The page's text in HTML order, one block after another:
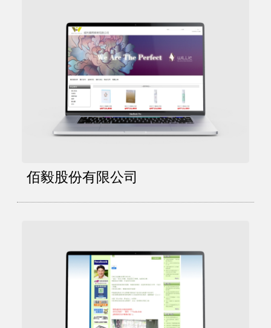
佰毅股份有限公司